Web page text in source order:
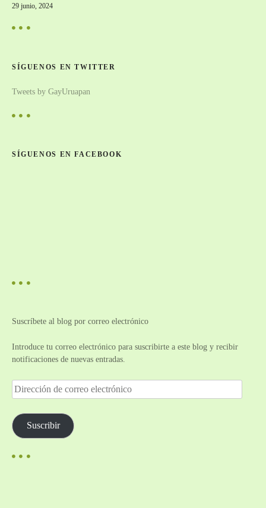
29 junio, 2024
SÍGUENOS EN TWITTER
Tweets by GayUruapan
SÍGUENOS EN FACEBOOK
Suscríbete al blog por correo electrónico
Introduce tu correo electrónico para suscribirte a este blog y recibir
notificaciones de nuevas entradas.
D
i
e
c
i
Suscribir